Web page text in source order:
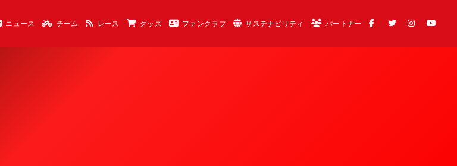
ニュース チーム レース グッズ ファンクラブ サステナビリティ パートナー